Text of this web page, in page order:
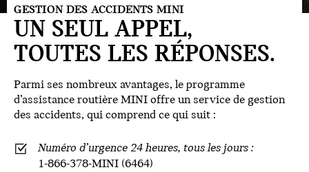
GESTION DES ACCIDENTS MINI
UN SEUL APPEL,
TOUTES LES RÉPONSES.
Parmi ses nombreux avantages, le programme
d’assistance routière MINI offre un service de gestion
des accidents, qui comprend ce qui suit :
Numéro d’urgence 24 heures, tous les jours :
1-866-378-MINI (6464)